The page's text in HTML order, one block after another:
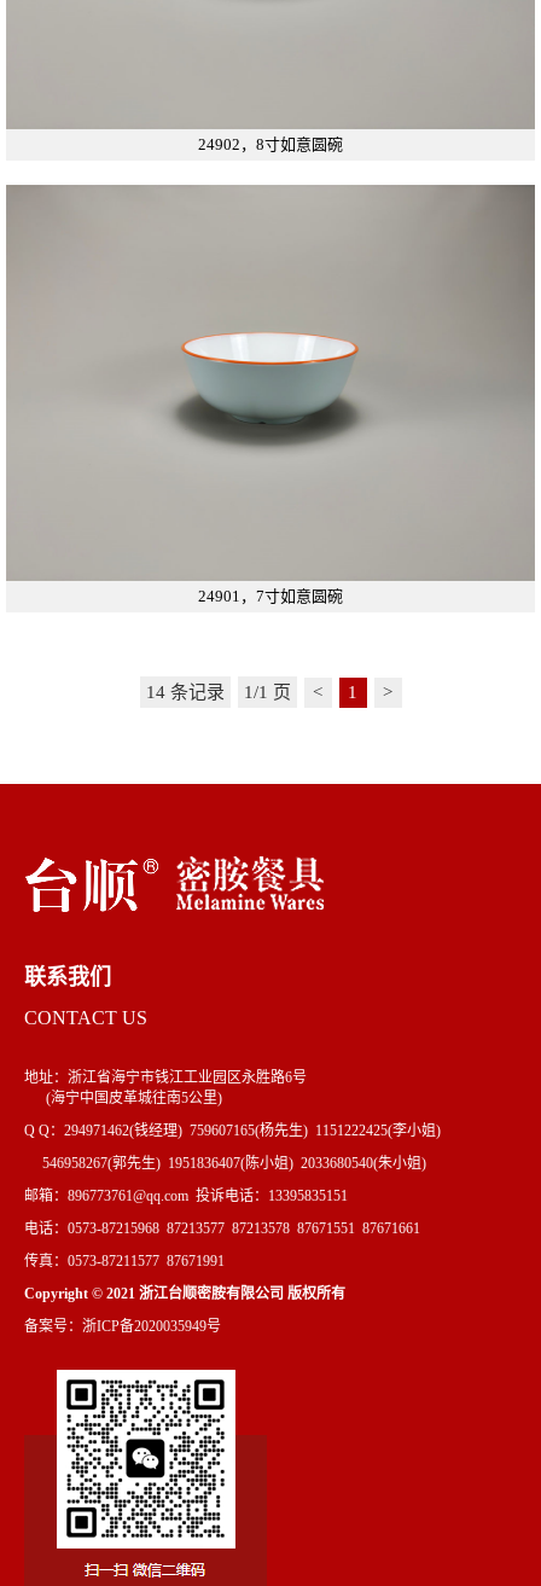
24902，8寸如意圆碗
24901，7寸如意圆碗
14 条记录 1/1 页 < 1 >
联系我们
CONTACT US
地址：浙江省海宁市钱江工业园区永胜路6号
(海宁中国皮革城往南5公里)
Q Q：294971462(钱经理) 759607165(杨先生) 1151222425(李小姐)
546958267(郭先生) 1951836407(陈小姐) 2033680540(朱小姐)
邮箱：896773761@qq.com 投诉电话：13395835151
电话：0573-87215968 87213577 87213578 87671551 87671661
传真：0573-87211577 87671991
Copyright © 2021 浙江台顺密胺有限公司 版权所有
备案号：浙ICP备2020035949号